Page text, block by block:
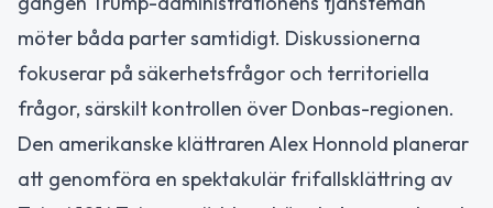
möter båda parter samtidigt. Diskussionerna
fokuserar på säkerhetsfrågor och territoriella
frågor, särskilt kontrollen över Donbas-regionen.
Den amerikanske klättraren Alex Honnold planerar
att genomföra en spektakulär frifallsklättring av